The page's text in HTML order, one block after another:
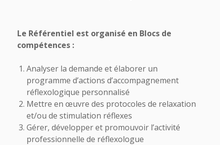
Le Référentiel est organisé en Blocs de
compétences :
Analyser la demande et élaborer un
programme d’actions d’accompagnement
réflexologique personnalisé
Mettre en œuvre des protocoles de relaxation
et/ou de stimulation réflexes
Gérer, développer et promouvoir l’activité
professionnelle de réflexologue